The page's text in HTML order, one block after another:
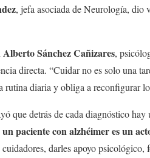
, jefa asociada de Neurología, dio
Alberto Sánchez Cañizares,
directa. “Cuidar no es solo una
rutina diaria y obliga a reconfigurar
que detrás de cada diagnóstico
paciente con alzhéimer es un
darles apoyo